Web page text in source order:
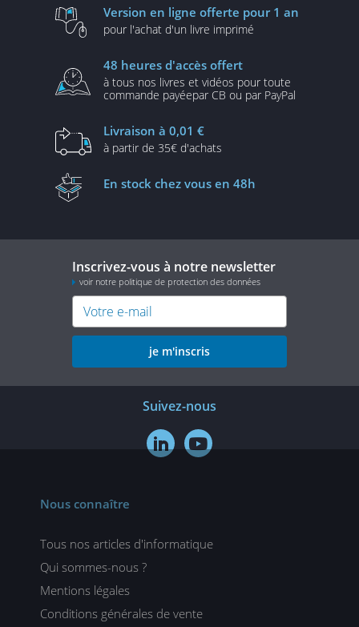
Version en ligne offerte pour 1 an
pour l'achat d'un livre imprimé
48 heures d'accès offert
à tous nos livres et vidéos pour toute
commande payéepar CB ou par PayPal
Livraison à 0,01 €
à partir de 35€ d'achats
En stock chez vous en 48h
Inscrivez-vous à notre newsletter
voir notre politique de protection des données
je m'inscris
Suivez-nous
 
Nous connaître
Tous nos articles d'informatique
Qui sommes-nous ?
Mentions légales
Conditions générales de vente